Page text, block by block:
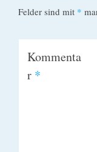
Felder sind mit *
Kommenta
r *